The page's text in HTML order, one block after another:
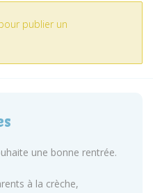
publier un
une bonne rentrée.
à la crèche,